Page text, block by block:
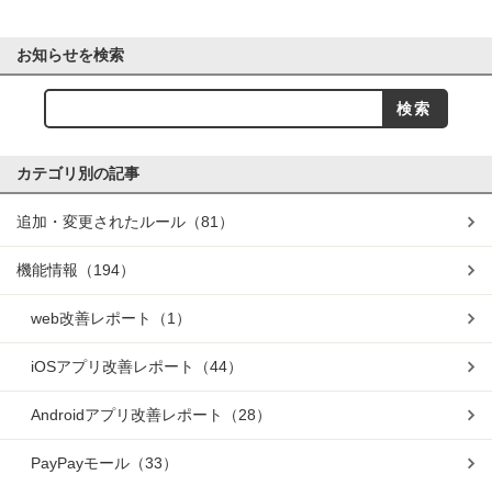
お知らせを検索
カテゴリ別の記事
追加・変更されたルール （81）
機能情報 （194）
web改善レポート （1）
iOSアプリ改善レポート （44）
Androidアプリ改善レポート （28）
PayPayモール （33）